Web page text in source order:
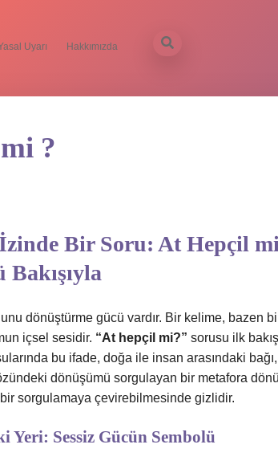
Uyarı Hakkımızda
?
Bir Soru: At Hepçil
dönüştürme gücü vardır. Bir kelime, bazen
içsel sesidir. “At hepçil mi?” sorusu ilk
bu ifade, doğa ile insan arasındaki
dönüşümü sorgulayan bir metafora
sorgulamaya çevirebilmesinde gizlidir.
Yeri: Sessiz Gücün Sembolü